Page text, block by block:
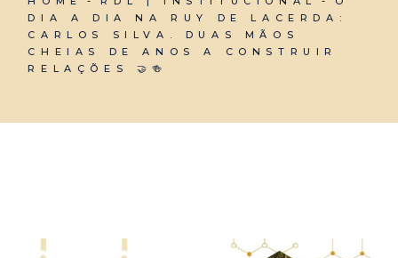
DIA A DIA NA RUY DE LACERDA:
CARLOS SILVA. DUAS MÃOS
CHEIAS DE ANOS A CONSTRUIR
RELAÇÕES 🤝🍻